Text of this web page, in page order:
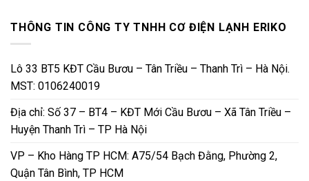
THÔNG TIN CÔNG TY TNHH CƠ ĐIỆN LẠNH ERIKO
Lô 33 BT5 KĐT Cầu Bươu – Tân Triều – Thanh Trì – Hà Nội.
MST: 0106240019
Địa chỉ: Số 37 – BT4 – KĐT Mới Cầu Bươu – Xã Tân Triều –
Huyện Thanh Trì – TP Hà Nội
VP – Kho Hàng TP HCM: A75/54 Bạch Đằng, Phường 2,
Quận Tân Bình, TP HCM